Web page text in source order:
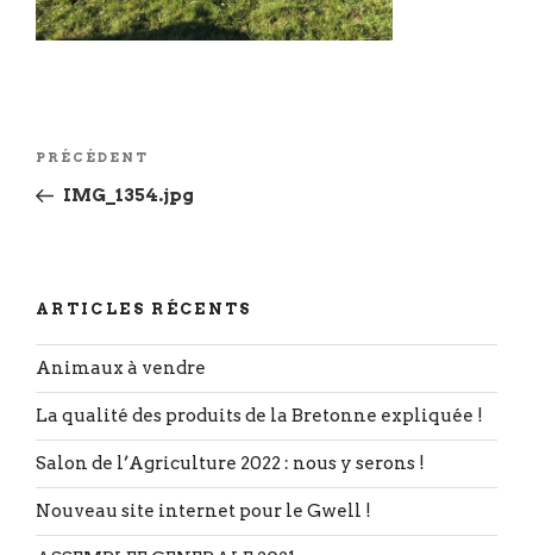
Navigation
l’article
Article
précédent
PRÉCÉDENT
IMG_1354.jpg
ARTICLES RÉCENTS
Animaux à vendre
La qualité des produits de la Bretonne expliquée !
Salon de l’Agriculture 2022 : nous y serons !
Nouveau site internet pour le Gwell !